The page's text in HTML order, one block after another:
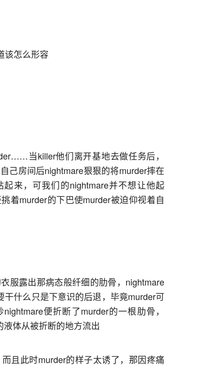
该怎么形容
当killer他们离开基地去做任务后，
己房间后nightmare狠狠的将murder摔在
来，可我们的nightmare并不想让他起
着murder的下巴使murder被迫仰视着自
服露出那病态般纤细的肋骨，nightmare
什么只是下意识的后退，毕竟murder可
便折断了murder的一根肋骨，
体从被折断的地方流出
且此时murder的样子太诱了，那因疼痛